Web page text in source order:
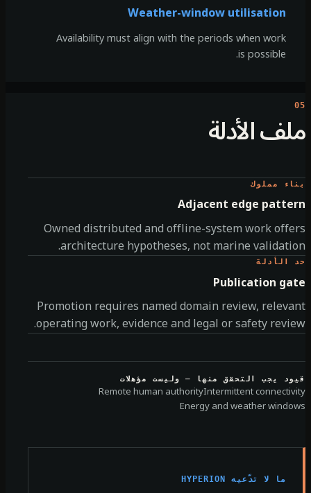
Weather-window utilisation
Availability must align with the periods when work
is possible.
الأدلة
مملوك
Adjacent edge
Owned distributed and offline-system work
architecture hypotheses, not marine
الأدلة
Publication
Promotion requires named domain review,
operating work, evidence and legal or safety
يجب التحقق منها — وليست مؤهلات
Intermittent
Remote human authority
Energy and weather
ما لا تدّعيه HYPERION